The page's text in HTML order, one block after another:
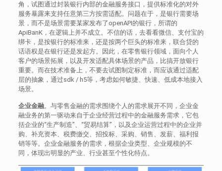
角，试图通过封装银行内部的金融服务接口，提供标准化的对外
服务暴露来支持任意第三方按需适配。问题在于，是银行需要场
景，而不是场景需要某家发布了openAPI的银行，所谓的
ApiBanK，在逻辑上并不成立。不信的话，去看看微信、支付宝的
绑卡，是按银行的标准来，还是按两个巨头的标准来，联合贷的
话语权是在银行还是发起方。因此，在零售银行领域，面向个人
客户的场景拓展，以及开发适配具体场景的产品，比搞开放银行
重要。而在技术准备上，不要去试图制定标准，而应该通过适配
层的抽象，通过sdk / h5等，考虑如何敏捷、快速、低成本地接入
场景。
企业金融。与零售金融的需求围绕个人的需求展开不同，企业金
融业务的第一驱动来自于企业经营过程中的金融服务需求，它包
括企业的“生产制造”、“贸易结算”，以及企业运营过程中的企业并
购、补充资本、税费缴交、招投标、采购、销售、发薪、福利报
销等等。企业金融服务的需求，根据企业类型、企业规模的不
同，体现出明显的产业、行业甚至个性化特点。